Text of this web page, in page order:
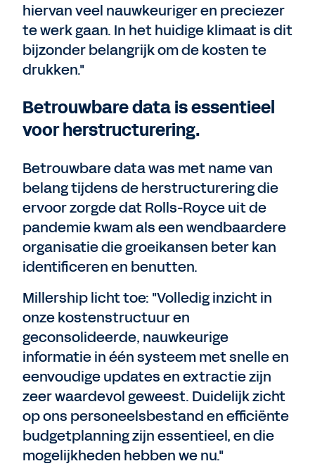
hiervan veel nauwkeuriger en preciezer
te werk gaan. In het huidige klimaat is dit
bijzonder belangrijk om de kosten te
drukken."
Betrouwbare data is essentieel
voor herstructurering.
Betrouwbare data was met name van
belang tijdens de herstructurering die
ervoor zorgde dat Rolls-Royce uit de
pandemie kwam als een wendbaardere
organisatie die groeikansen beter kan
identificeren en benutten.
Millership licht toe: "Volledig inzicht in
onze kostenstructuur en
geconsolideerde, nauwkeurige
informatie in één systeem met snelle en
eenvoudige updates en extractie zijn
zeer waardevol geweest. Duidelijk zicht
op ons personeelsbestand en efficiënte
budgetplanning zijn essentieel, en die
mogelijkheden hebben we nu."